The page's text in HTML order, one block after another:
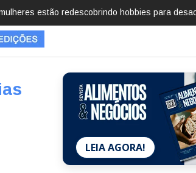
em 2025, diz Anuário de Segurança
LEIA AGORA!